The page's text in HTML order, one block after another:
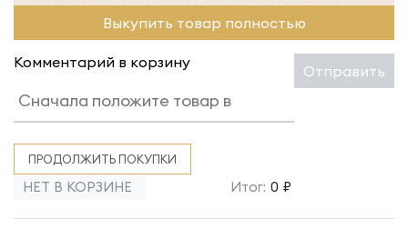
Выкупить товар полностью
Комментарий в корзину Отправить
ПРОДОЛЖИТЬ ПОКУПКИ
НЕТ В КОРЗИНЕ Итог: 0 ₽